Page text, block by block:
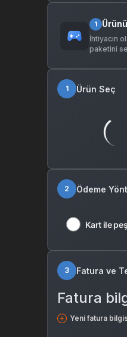
1
İhtiyacın
paketini
1 Ürün Seç
2 Ödeme
Kart ile
3 Fatura ve
Fatura
Yeni fatura